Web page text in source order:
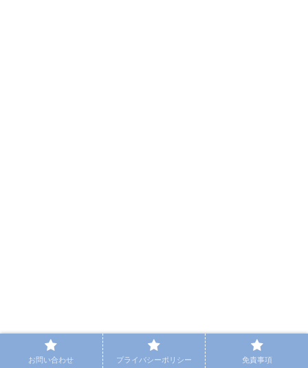
お問い合わせ プライバシーポリシー 免責事項